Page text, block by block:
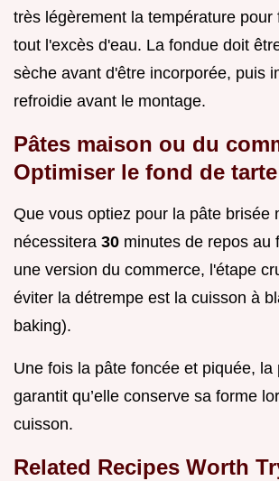
très légèrement la température pour
tout l'excès d'eau. La fondue doit
sèche avant d'être incorporée, puis
refroidie avant le montage.
Pâtes maison ou du
Optimiser le fond de tarte
Que vous optiez pour la pâte brisée
nécessitera 30 minutes de repos au
une version du commerce, l'étape
éviter la détrempe est la cuisson à
baking).
Une fois la pâte foncée et piquée, la
garantit qu’elle conserve sa forme
cuisson.
Related Recipes Worth